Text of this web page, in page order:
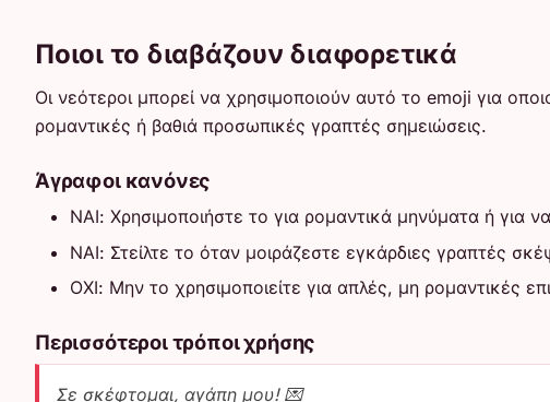
Ποιοι το διαβάζουν διαφορετικά
Οι νεότεροι μπορεί να χρησιμοποιούν αυτό το emoji για
ρομαντικές ή βαθιά προσωπικές γραπτές σημειώσεις.
Άγραφοι κανόνες
ΝΑΙ: Χρησιμοποιήστε το για ρομαντικά μηνύματα ή για
ΝΑΙ: Στείλτε το όταν μοιράζεστε εγκάρδιες γραπτές
ΟΧΙ: Μην το χρησιμοποιείτε για απλές, μη ρομαντικές
Περισσότεροι τρόποι χρήσης
Σε σκέφτομαι, αγάπη μου! 💌